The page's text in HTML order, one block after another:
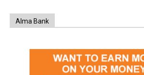
Alma Bank